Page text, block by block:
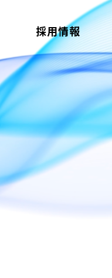
採用情報